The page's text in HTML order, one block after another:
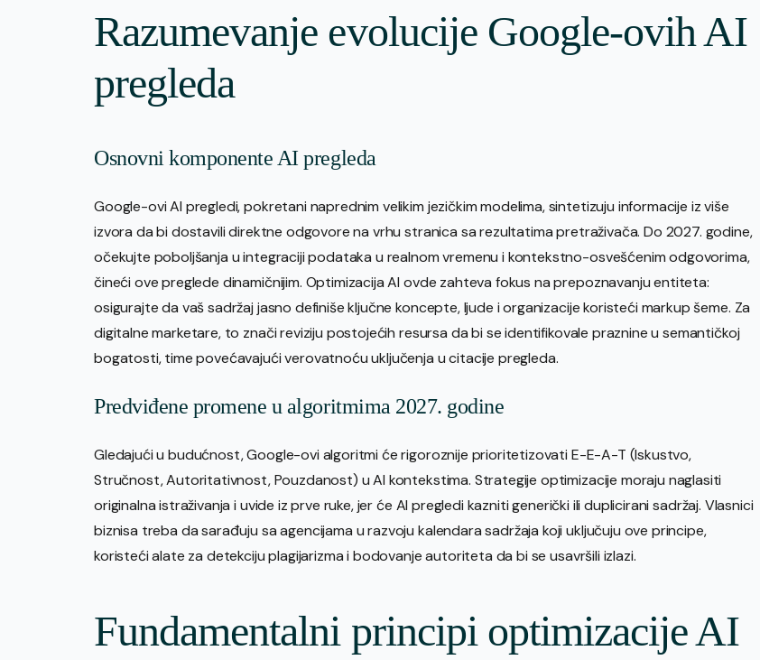
Razumevanje evolucije Google-ovih AI
pregleda
Osnovni komponente AI pregleda
Google-ovi AI pregledi, pokretani naprednim velikim jezičkim modelima, sintetizuju informacije iz više
izvora da bi dostavili direktne odgovore na vrhu stranica sa rezultatima pretraživača. Do 2027. godine,
očekujte poboljšanja u integraciji podataka u realnom vremenu i kontekstno-osvešćenim odgovorima,
čineći ove preglede dinamičnijim. Optimizacija AI ovde zahteva fokus na prepoznavanju entiteta:
osigurajte da vaš sadržaj jasno definiše ključne koncepte, ljude i organizacije koristeći markup šeme. Za
digitalne marketare, to znači reviziju postojećih resursa da bi se identifikovale praznine u semantičkoj
bogatosti, time povećavajući verovatnoću uključenja u citacije pregleda.
Predviđene promene u algoritmima 2027. godine
Gledajući u budućnost, Google-ovi algoritmi će rigoroznije prioritetizovati E-E-A-T (Iskustvo,
Stručnost, Autoritativnost, Pouzdanost) u AI kontekstima. Strategije optimizacije moraju naglasiti
originalna istraživanja i uvide iz prve ruke, jer će AI pregledi kazniti generički ili duplicirani sadržaj. Vlasnici
biznisa treba da sarađuju sa agencijama u razvoju kalendara sadržaja koji uključuju ove principe,
koristeći alate za detekciju plagijarizma i bodovanje autoriteta da bi se usavršili izlazi.
Fundamentalni principi optimizacije AI